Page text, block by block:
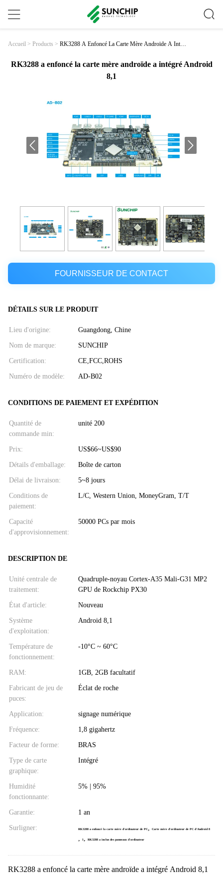
Accueil > Products > RK3288 A Enfoncé La Carte Mère Androïde A Intég
RK3288 a enfoncé la carte mère androïde a intégré Android
8,1
FOURNISSEUR DE CONTACT
DÉTAILS SUR LE PRODUIT
Lieu d'origine: Guangdong, Chine
Nom de marque: SUNCHIP
Certification: CE,FCC,ROHS
Numéro de modèle: AD-B02
CONDITIONS DE PAIEMENT ET EXPÉDITION
Quantité de
commande min:
unité 200
Prix: US$66~US$90
Détails d'emballage: Boîte de carton
Délai de livraison: 5~8 jours
Conditions de
paiement:
L/C, Western Union, MoneyGram, T/T
Capacité
d'approvisionnement:
50000 PCs par mois
DESCRIPTION DE
Unité centrale de
traitement:
Quadruple-noyau Cortex-A35 Mali-G31 MP2
GPU de Rockchip PX30
État d'article: Nouveau
Système
d'exploitation:
Android 8,1
Température de
fonctionnement:
-10°C ~ 60°C
RAM: 1GB, 2GB facultatif
Fabricant de jeu de
puces:
Éclat de roche
Application: signage numérique
Fréquence: 1,8 gigahertz
Facteur de forme: BRAS
Type de carte
graphique:
Intégré
Humidité
fonctionnante:
5% | 95%
Garantie: 1 an
Surligner: RK3288 a enfoncé la carte mère d'ordinateur de PC, Carte mère d'ordinateur de PC d'Android 8
, 1, RK3288 a inclus des panneaux d'ordinateur
RK3288 a enfoncé la carte mère androïde a intégré Android 8,1